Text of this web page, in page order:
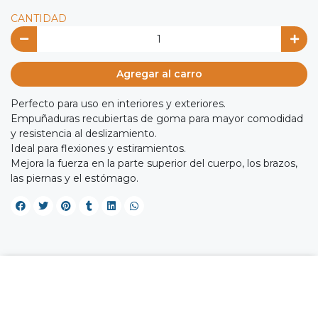
CANTIDAD
Agregar al carro
Perfecto para uso en interiores y exteriores.
Empuñaduras recubiertas de goma para mayor comodidad
y resistencia al deslizamiento.
Ideal para flexiones y estiramientos.
Mejora la fuerza en la parte superior del cuerpo, los brazos,
las piernas y el estómago.